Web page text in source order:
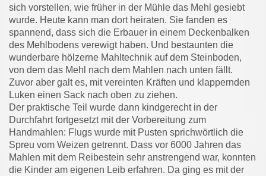
sich vorstellen, wie früher in der Mühle das Mehl gesiebt
wurde. Heute kann man dort heiraten. Sie fanden es
spannend, dass sich die Erbauer in einem Deckenbalken
des Mehlbodens verewigt haben. Und bestaunten die
wunderbare hölzerne Mahltechnik auf dem Steinboden,
von dem das Mehl nach dem Mahlen nach unten fällt.
Zuvor aber galt es, mit vereinten Kräften und klappernden
Luken einen Sack nach oben zu ziehen.
Der praktische Teil wurde dann kindgerecht in der
Durchfahrt fortgesetzt mit der Vorbereitung zum
Handmahlen: Flugs wurde mit Pusten sprichwörtlich die
Spreu vom Weizen getrennt. Dass vor 6000 Jahren das
Mahlen mit dem Reibestein sehr anstrengend war, konnten
die Kinder am eigenen Leib erfahren. Da ging es mit der